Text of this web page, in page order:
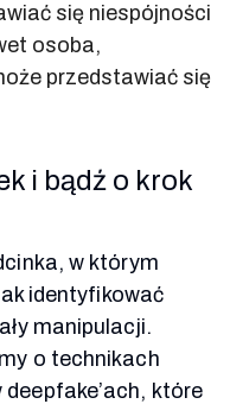
się niespójności
osoba,
przedstawiać się
i bądź o krok
w którym
identyfikować
manipulacji.
o technikach
które